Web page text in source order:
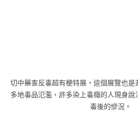
切中藥害反毒超有梗特展，這個展覽也
多地毒品氾濫，許多染上毒癮的人現身
毒後的慘況。